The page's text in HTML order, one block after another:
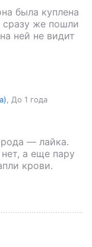
была куплена
же пошли
ней не видит
До 1 года
— лайка.
а еще пару
крови.